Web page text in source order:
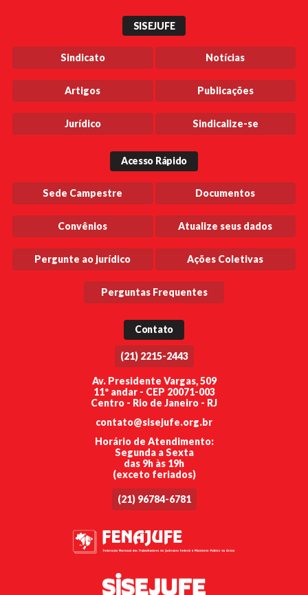
SISEJUFE
Sindicato Notícias
Artigos Publicações
Jurídico Sindicalize-se
Acesso Rápido
Sede Campestre Documentos
Convênios Atualize seus dados
Pergunte ao jurídico Ações Coletivas
Perguntas Frequentes
Contato
(21) 2215-2443
Av. Presidente Vargas, 509
11º andar - CEP 20071-003
Centro - Rio de Janeiro - RJ
contato@sisejufe.org.br
Horário de Atendimento:
Segunda a Sexta
das 9h às 19h
(exceto feriados)
(21) 96784-6781